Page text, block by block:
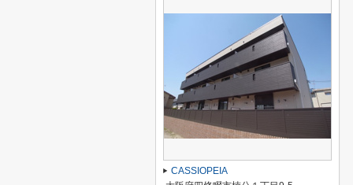
CASSIOPEIA